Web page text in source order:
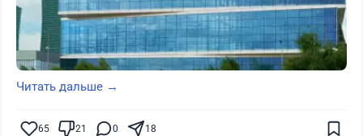
Читать дальше →
65 21 0 18